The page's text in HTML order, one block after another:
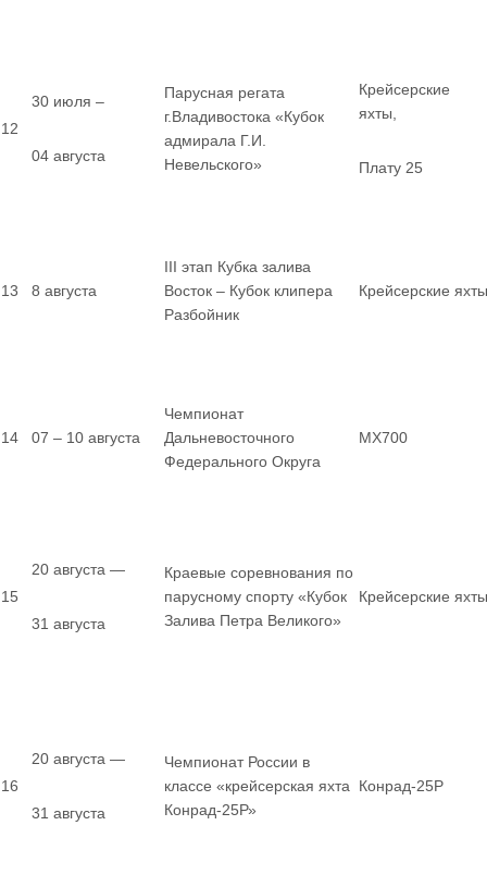
12
30 июля –
04 августа
Парусная регата
г.Владивостока «Кубок
адмирала Г.И.
Невельского»
Крейсерские
яхты,
Плату 25
13 8 августа
III этап Кубка залива
Восток – Кубок клипера
Разбойник
Крейсерские яхты
14 07 – 10 августа
Чемпионат
Дальневосточного
Федерального Округа
MX700
15
20 августа —
31 августа
Краевые соревнования по
парусному спорту «Кубок
Залива Петра Великого»
Крейсерские яхты
16
20 августа —
31 августа
Чемпионат России в
классе «крейсерская яхта
Конрад-25Р»
Конрад-25Р